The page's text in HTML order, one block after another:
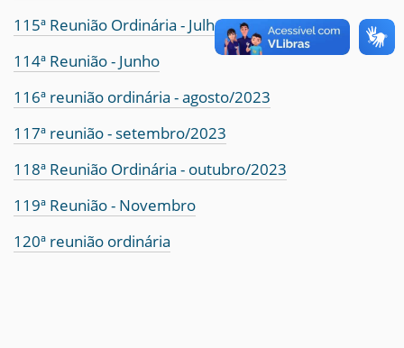
115ª Reunião Ordinária - Julho/2023
114ª Reunião - Junho
116ª reunião ordinária - agosto/2023
117ª reunião - setembro/2023
118ª Reunião Ordinária - outubro/2023
119ª Reunião - Novembro
120ª reunião ordinária